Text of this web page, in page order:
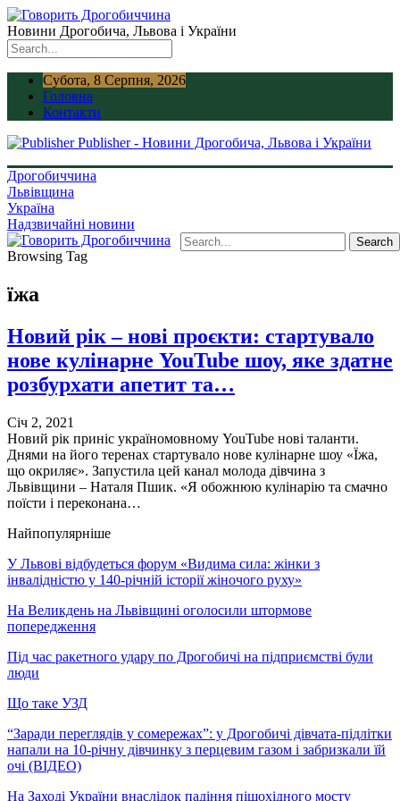
Новини Дрогобича, Львова і України
Субота, 8 Серпня, 2026
Головна
Контакти
Publisher - Новини Дрогобича, Львова і України
Дрогобиччина
Львівщина
Україна
Надзвичайні новини
Browsing Tag
їжа
Новий рік – нові проєкти: стартувало
нове кулінарне YouTube шоу, яке здатне
розбурхати апетит та…
Січ 2, 2021
Новий рік приніс україномовному YouTube нові таланти.
Днями на його теренах стартувало нове кулінарне шоу «Їжа,
що окриляє». Запустила цей канал молода дівчина з
Львівщини – Наталя Пшик. «Я обожнюю кулінарію та смачно
поїсти і переконана…
Найпопулярніше
У Львові відбудеться форум «Видима сила: жінки з
інвалідністю у 140-річній історії жіночого руху»
На Великдень на Львівщині оголосили штормове
попередження
Під час ракетного удару по Дрогобичі на підприємстві були
люди
Що таке УЗД
“Заради переглядів у сомережах”: у Дрогобичі дівчата-підлітки
напали на 10-річну дівчинку з перцевим газом і забризкали їй
очі (ВІДЕО)
На Заході України внаслідок падіння пішохідного мосту